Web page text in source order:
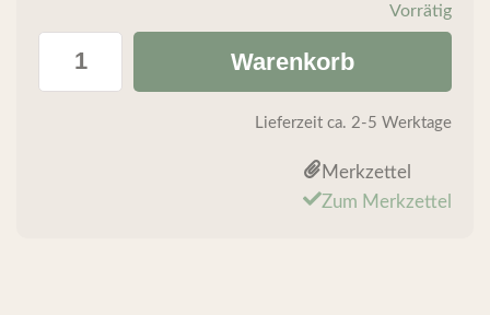
Vorrätig
Warenkorb
Lieferzeit ca. 2-5 Werktage
Merkzettel
Zum Merkzettel